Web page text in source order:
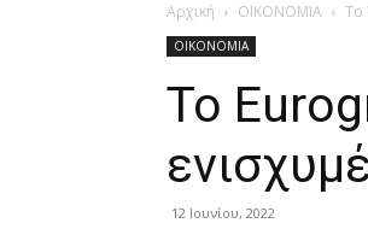
Αρχική ΟΙΚΟΝΟΜΙΑ Το
ΟΙΚΟΝΟΜΙΑ
Το
12 Ιουνίου, 2022